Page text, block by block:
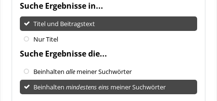
Suche Ergebnisse in...
Titel und Beitragstext
Nur Titel
Suche Ergebnisse die...
Beinhalten alle meiner Suchwörter
Beinhalten mindestens eins meiner Suchwörter